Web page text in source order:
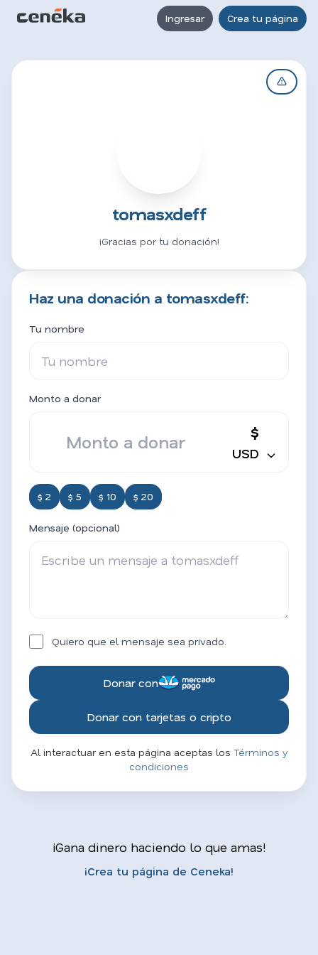
Ingresar Crea tu página
tomasxdeff
¡Gracias por tu donación!
Haz una donación a tomasxdeff:
Tu nombre
Monto a donar
$
USD
$ 2 $ 5 $ 10 $ 20
Mensaje (opcional)
Quiero que el mensaje sea privado.
Donar con
Donar con tarjetas o cripto
Al interactuar en esta página aceptas los Términos y
condiciones
¡Gana dinero haciendo lo que amas!
¡Crea tu página de Ceneka!